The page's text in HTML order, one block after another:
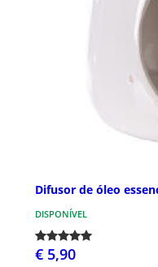
Difusor de óleo
DISPONÍVEL
€ 5,90